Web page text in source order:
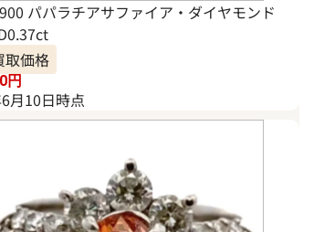
パパラチアサファイア・ダイヤモンド
取価格
円
月10日時点